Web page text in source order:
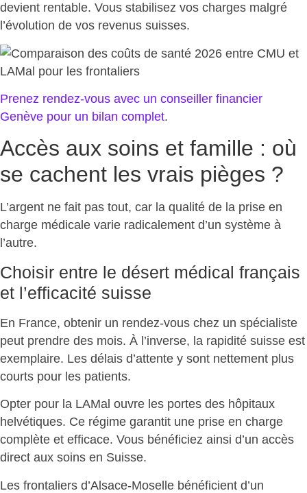
devient rentable. Vous stabilisez vos charges malgré
l’évolution de vos revenus suisses.
Prenez rendez-vous avec un conseiller financier
Genève pour un bilan complet.
Accès aux soins et famille : où
se cachent les vrais pièges ?
L’argent ne fait pas tout, car la qualité de la prise en
charge médicale varie radicalement d’un système à
l’autre.
Choisir entre le désert médical français
et l’efficacité suisse
En France, obtenir un rendez-vous chez un spécialiste
peut prendre des mois. À l’inverse, la rapidité suisse est
exemplaire. Les délais d’attente y sont nettement plus
courts pour les patients.
Opter pour la LAMal ouvre les portes des hôpitaux
helvétiques. Ce régime garantit une prise en charge
complète et efficace. Vous bénéficiez ainsi d’un accès
direct aux soins en Suisse.
Les frontaliers d’Alsace-Moselle bénéficient d’un